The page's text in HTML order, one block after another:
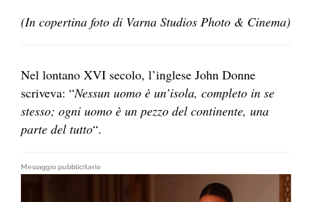
(In copertina foto di Varna Studios Photo & Cinema)
Nel lontano XVI secolo, l’inglese John Donne
scriveva: “Nessun uomo è un’isola, completo in se
stesso; ogni uomo è un pezzo del continente, una
parte del tutto“.
Messaggio pubblicitario